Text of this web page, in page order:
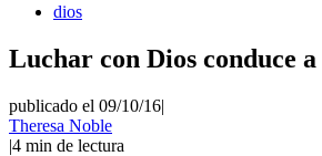
dios
Luchar con Dios conduce
publicado el 09/10/16|
Theresa Noble
|4 min de lectura